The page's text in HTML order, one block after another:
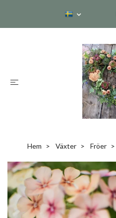
Hem Växter Fröer